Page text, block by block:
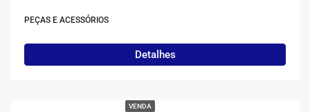
PEÇAS E ACESSÓRIOS
Detalhes
VENDA